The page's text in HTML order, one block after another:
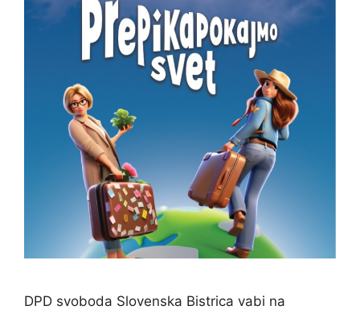
DPD svoboda Slovenska Bistrica vabi na